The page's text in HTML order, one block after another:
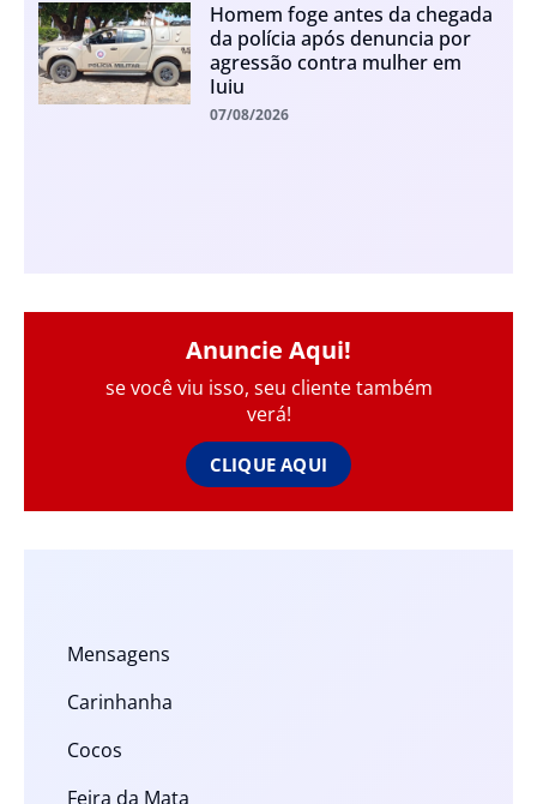
Homem foge antes da chegada
da polícia após denuncia por
agressão contra mulher em
Iuiu
07/08/2026
Anuncie Aqui!
se você viu isso, seu cliente também
verá!
CLIQUE AQUI
Mensagens
Carinhanha
Cocos
Feira da Mata